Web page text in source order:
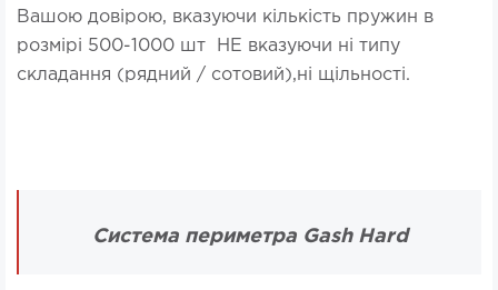
Вашою довірою, вказуючи кількість пружин в
розмірі 500-1000 шт НЕ вказуючи ні типу
складання (рядний / сотовий),ні щільності.
Система периметра Gash Hard